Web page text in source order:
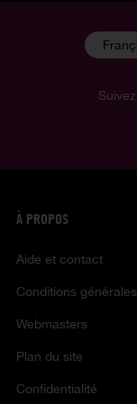
À PROPOS
Aide et contact
Conditions
Webmasters
Plan du site
Confidentialité